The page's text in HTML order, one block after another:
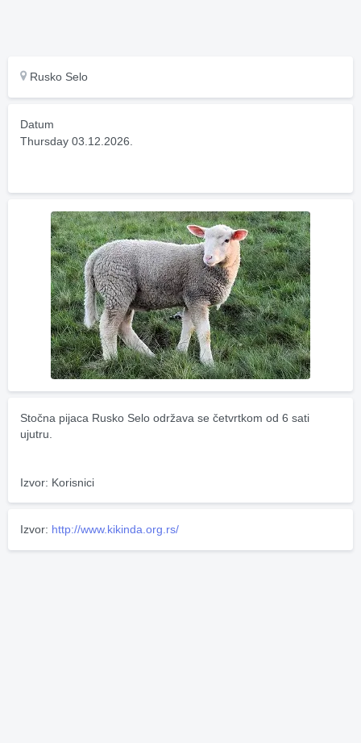
Rusko Selo
Datum
Thursday 03.12.2026.
Stočna pijaca Rusko Selo održava se četvrtkom od 6 sati
ujutru.
Izvor: Korisnici
Izvor: http://www.kikinda.org.rs/